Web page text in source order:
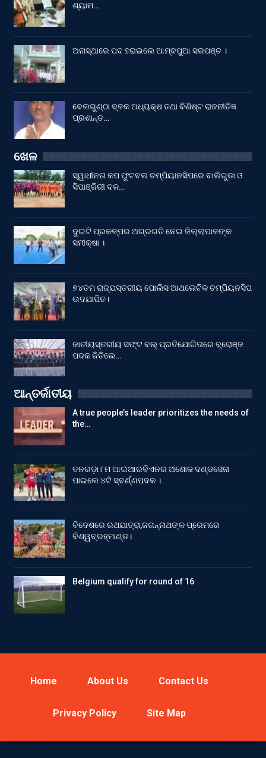
ଶ୍ୟାମ…
ଅନାସ୍ଥାରେ ପଦ ହରାଇଲେ ଆମ୍ବପୁଆ ସରପଞ୍ଚ ।
ବେଲଗୁଣ୍ଠା ବ୍ଳକ ଅଧ୍ୟକ୍ଷ ତଥା ବିଶିଷ୍ଟ ରାଜନୀତିଜ୍ଞ
ପ୍ରଶାନ୍ତ…
ଖେଳ
ସ୍ୱାଧୀନତା କପ ଫୁଟବଲ ଚମ୍ପିୟାନସିପରେ ବାଲିଗୁଡା ଓ
ସିପାଞ୍ଜିରୀ ଦଳ…
ଦୁଇଟି ପ୍ରକଳ୍ପର ଅଗ୍ରଗତି ନେଇ ଜିଲ୍ଲାପାଳଙ୍କ
ସମୀକ୍ଷା ।
୭୪ତମ ରାଜ୍ଯସ୍ତରୀୟ ପୋଲିସ ଆଥଲେଟିକ ଚମ୍ପିୟନସିପ
ଉଦଯାପିତ।
ଜାତୀୟସ୍ତରୀୟ ସଫ୍ଟ ବଲ୍ ପ୍ରତିଯୋଗିତାରେ ବ୍ରୋଞ୍ଜ
ପଦକ ଜିତିଲେ…
ଆନ୍ତର୍ଜାତୀୟ
A true people’s leader prioritizes the needs of
the…
ତନରଡ଼ା ୮ମ ଆଇଆରବିଏନର ଅଶୋକ ଦଣ୍ଡସେନା
ପାଇଲେ ୪ଟି ସ୍ବର୍ଣ୍ଣପଦକ ।
ବିଦେଶରେ ରଥଯାତ୍ରା,ଜଗନ୍ନାଥଙ୍କ ପ୍ରେମରେ
ବିଶ୍ୱବ୍ରହ୍ମାଣ୍ଡ।
Belgium qualify for round of 16
Home About Us Contact Us
Privacy Policy Site Map